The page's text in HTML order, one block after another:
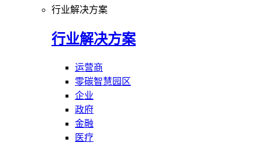
行业解决方案
行业解决方案
运营商
零碳智慧园区
企业
政府
金融
医疗